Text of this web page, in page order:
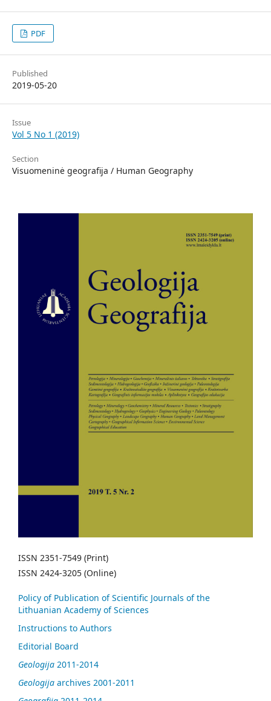
PDF
Published
2019-05-20
Issue
Vol 5 No 1 (2019)
Section
Visuomeninė geografija / Human Geography
ISSN 2351-7549 (Print)
ISSN 2424-3205 (Online)
Policy of Publication of Scientific Journals of the
Lithuanian Academy of Sciences
Instructions to Authors
Editorial Board
Geologija 2011-2014
Geologija archives 2001-2011